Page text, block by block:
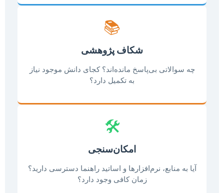
📚
شکاف پژوهشی
چه سوالاتی بی‌پاسخ مانده‌اند؟ کجای دانش موجود نیاز
به تکمیل دارد؟
🛠️
امکان‌سنجی
آیا به منابع، نرم‌افزارها و اساتید راهنما دسترسی دارید؟
زمان کافی وجود دارد؟